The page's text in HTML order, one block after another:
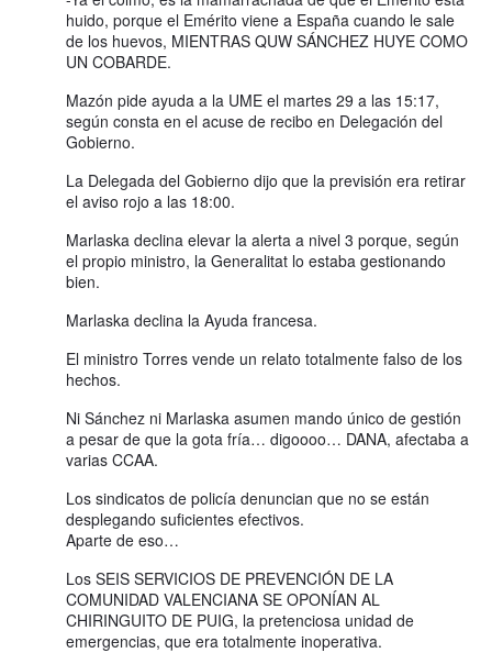
huido, porque el Emérito viene a España cuando le sale
de los huevos, MIENTRAS QUW SÁNCHEZ HUYE COMO
UN COBARDE.
Mazón pide ayuda a la UME el martes 29 a las 15:17,
según consta en el acuse de recibo en Delegación del
Gobierno.
La Delegada del Gobierno dijo que la previsión era retirar
el aviso rojo a las 18:00.
Marlaska declina elevar la alerta a nivel 3 porque, según
el propio ministro, la Generalitat lo estaba gestionando
bien.
Marlaska declina la Ayuda francesa.
El ministro Torres vende un relato totalmente falso de los
hechos.
Ni Sánchez ni Marlaska asumen mando único de gestión
a pesar de que la gota fría… digoooo… DANA, afectaba a
varias CCAA.
Los sindicatos de policía denuncian que no se están
desplegando suficientes efectivos.
Aparte de eso…
Los SEIS SERVICIOS DE PREVENCIÓN DE LA
COMUNIDAD VALENCIANA SE OPONÍAN AL
CHIRINGUITO DE PUIG, la pretenciosa unidad de
emergencias, que era totalmente inoperativa.